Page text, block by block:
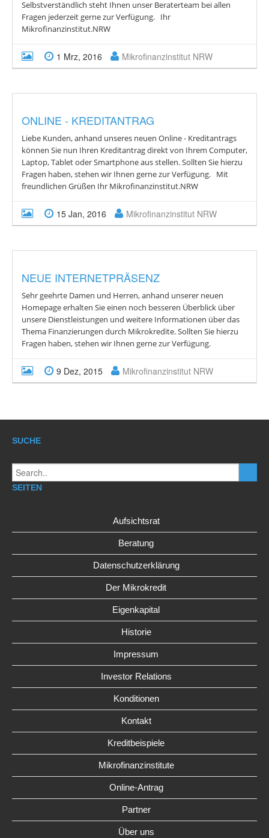
Selbstverständlich steht Ihnen unser Beraterteam bei allen
Fragen jederzeit gerne zur Verfügung. Ihr
Mikrofinanzinstitut.NRW
1 Mrz, 2016 Mikrofinanzinstitut NRW
ONLINE - KREDITANTRAG
Liebe Kunden, anhand unseres neuen Online - Kreditantrags
können Sie nun Ihren Kreditantrag direkt von Ihrem Computer,
Laptop, Tablet oder Smartphone aus stellen. Sollten Sie hierzu
Fragen haben, stehen wir Ihnen gerne zur Verfügung. Mit
freundlichen Grüßen Ihr Mikrofinanzinstitut.NRW
15 Jan, 2016 Mikrofinanzinstitut NRW
NEUE INTERNETPRÄSENZ
Sehr geehrte Damen und Herren, anhand unserer neuen
Homepage erhalten Sie einen noch besseren Überblick über
unsere Dienstleistungen und weitere Informationen über das
Thema Finanzierungen durch Mikrokredite. Sollten Sie hierzu
Fragen haben, stehen wir Ihnen gerne zur Verfügung.
9 Dez, 2015 Mikrofinanzinstitut NRW
SUCHE
SEITEN
Aufsichtsrat
Beratung
Datenschutzerklärung
Der Mikrokredit
Eigenkapital
Historie
Impressum
Investor Relations
Konditionen
Kontakt
Kreditbeispiele
Mikrofinanzinstitute
Online-Antrag
Partner
Über uns